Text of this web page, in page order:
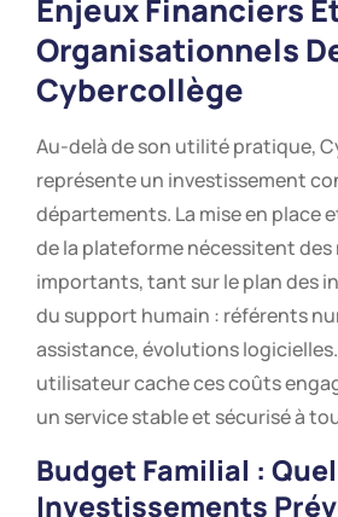
Enjeux Financiers
Organisationnels
Cybercollège
Au-delà de son utilité pratique,
représente un investissement
départements. La mise en place
de la plateforme nécessitent des
importants, tant sur le plan des
du support humain : référents
assistance, évolutions
utilisateur cache ces coûts
un service stable et sécurisé à
Budget Familial :
Investissements